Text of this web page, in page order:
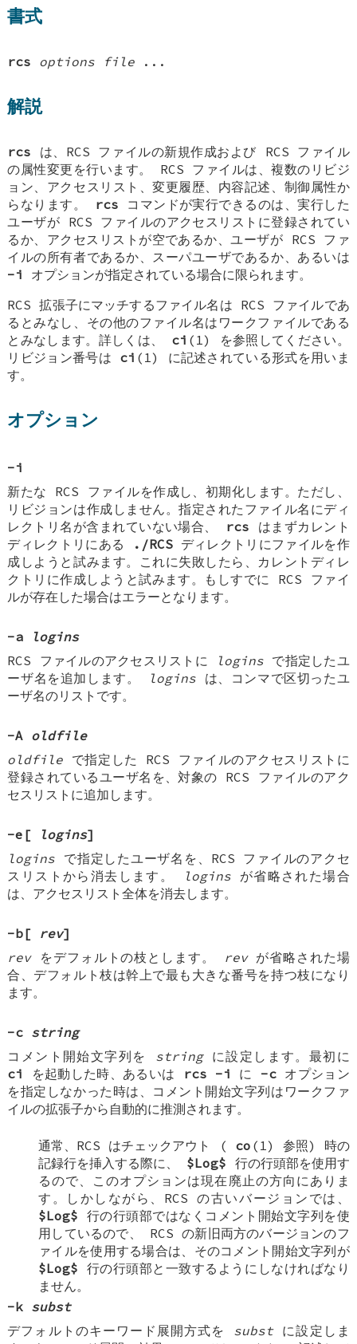
書式
rcs options file ...
解説
rcs は、RCS ファイルの新規作成および RCS ファイル
の属性変更を行います。 RCS ファイルは、複数のリビジ
ョン、アクセスリスト、変更履歴、内容記述、制御属性か
らなります。
rcs コマンドが実行できるのは、実行した
ユーザが RCS ファイルのアクセスリストに登録されてい
るか、アクセスリストが空であるか、ユーザが RCS ファ
イルの所有者であるか、スーパユーザであるか、あるいは
-i
オプションが指定されている場合に限られます。
RCS 拡張子にマッチするファイル名は RCS ファイルであ
るとみなし、その他のファイル名はワークファイルである
とみなします。詳しくは、 ci (1) を参照してください。
リビジョン番号は ci (1) に記述されている形式を用いま
す。
オプション
-i
新たな RCS ファイルを作成し、初期化します。ただし、
リビジョンは作成しません。指定されたファイル名にディ
レクトリ名が含まれていない場合、 rcs はまずカレント
ディレクトリにある
./RCSディレクトリにファイルを作
成しようと試みます。これに失敗したら、カレントディレ
クトリに作成しようと試みます。もしすでに RCS ファイ
ルが存在した場合はエラーとなります。
-a
logins
RCS ファイルのアクセスリストに
logins で指定したユ
ーザ名を追加します。
logins は、コンマで区切ったユ
ーザ名のリストです。
-A oldfile
oldfile で指定した RCS ファイルのアクセスリストに
登録されているユーザ名を、対象の RCS ファイルのアク
セスリストに追加します。
-e [ logins]
logins で指定したユーザ名を、RCS ファイルのアクセ
スリストから消去します。
loginsが省略された場合
は、アクセスリスト全体を消去します。
-b[ rev]
revをデフォルトの枝とします。 revが省略された場
合、デフォルト枝は幹上で最も大きな番号を持つ枝になり
ます。
-c string
コメント開始文字列を stringに設定します。最初に
ci
を起動した時、あるいは rcs -i に -c オプション
を指定しなかった時は、コメント開始文字列はワークファ
イルの拡張子から自動的に推測されます。
通常、RCS はチェックアウト ( co (1) 参照) 時の
記録行を挿入する際に、 $Log$ 行の行頭部を使用す
るので、このオプションは現在廃止の方向にありま
す。しかしながら、RCS の古いバージョンでは、
$Log$ 行の行頭部ではなくコメント開始文字列を使
用しているので、 RCS の新旧両方のバージョンのフ
ァイルを使用する場合は、そのコメント開始文字列が
$Log$ 行の行頭部と一致するようにしなければなり
ません。
-k subst
デフォルトのキーワード展開方式を substに設定しま